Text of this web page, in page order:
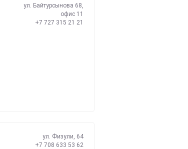
ул. Байтурсынова 68,
офис 11
+7 727 315 21 21
ул. Физули, 64
+7 708 633 53 62